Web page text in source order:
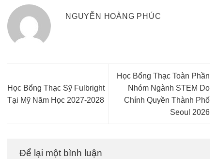
NGUYỄN HOÀNG PHÚC
Học Bổng Thạc Sỹ Fulbright
Tại Mỹ Năm Học 2027-2028
Học Bổng Thạc Toàn Phần
Nhóm Ngành STEM Do
Chính Quyền Thành Phố
Seoul 2026
Để lại một bình luận